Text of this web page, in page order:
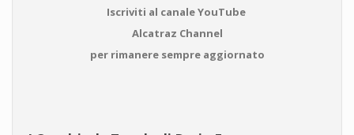
Iscriviti al canale YouTube
Alcatraz Channel
per rimanere sempre aggiornato